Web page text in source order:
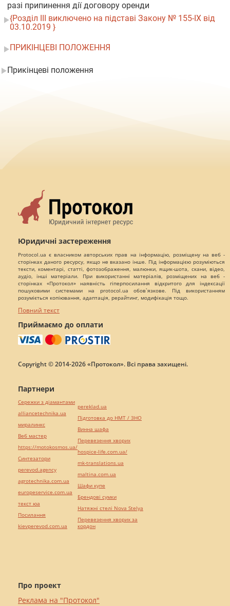
разі припинення дії договору оренди
{Розділ III виключено на підставі Закону № 155-IX від
03.10.2019 }
ПРИКІНЦЕВІ ПОЛОЖЕННЯ
Прикінцеві положення
Юридичні застереження
Protocol.ua є власником авторських прав на інформацію, розміщену на веб -
сторінках даного ресурсу, якщо не вказано інше. Під інформацією розуміються
тексти, коментарі, статті, фотозображення, малюнки, ящик-шота, скани, відео,
аудіо, інші матеріали. При використанні матеріалів, розміщених на веб -
сторінках «Протокол» наявність гіперпосилання відкритого для індексації
пошуковими системами на protocol.ua обов`язкове. Під використанням
розуміється копіювання, адаптація, рерайтинг, модифікація тощо.
Повний текст
Приймаємо до оплати
Copyright © 2014-2026 «Протокол». Всі права захищені.
Про проект
Реклама на "Протокол"
Партнери
Сережки з діамантами
alliancetechnika.ua
миралинкс
Веб мастер
https://motokosmos.ua/
Синтезатори
perevod.agency
agrotechnika.com.ua
europeservice.com.ua
текст юа
Посилання
kievperevod.com.ua
pereklad.ua
Підготовка до НМТ / ЗНО
Винна шафа
Перевезення хворих
hospice-life.com.ua/
mk-translations.ua
maltina.com.ua
Шафи купе
Брендові сумки
Натяжні стелі Nova Stelya
Перевезення хворих за
кордон